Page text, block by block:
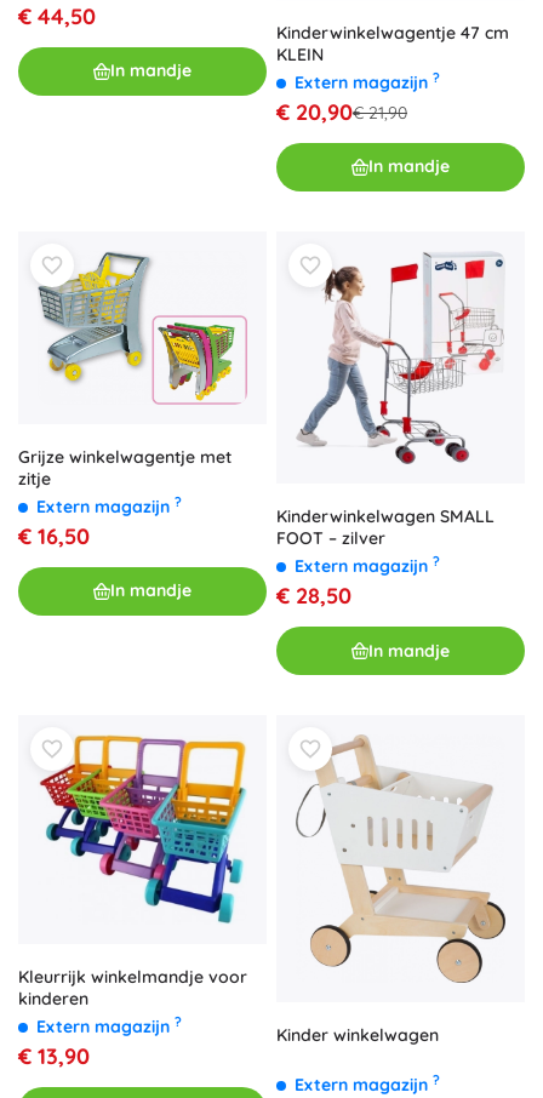
€ 44,50
In mandje
Kinderwinkelwagentje 47 cm
KLEIN
Extern magazijn ?
€ 20,90€ 21,90
In mandje
Grijze winkelwagentje met
zitje
Extern magazijn ?
€ 16,50
In mandje
Kinderwinkelwagen SMALL
FOOT – zilver
Extern magazijn ?
€ 28,50
In mandje
Kleurrijk winkelmandje voor
kinderen
Extern magazijn ?
€ 13,90
Kinder winkelwagen
Extern magazijn ?